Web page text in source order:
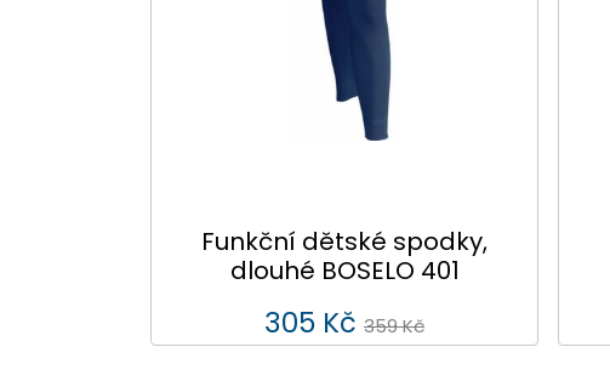
Funkční dětské spodky,
dlouhé BOSELO 401
305 Kč 359 Kč